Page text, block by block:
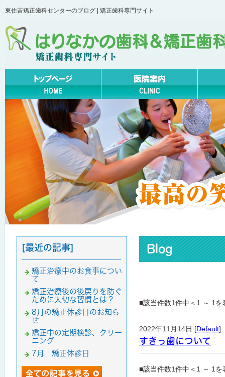
東住吉矯正歯科センターのブログ | 矯正歯科専門サイト
Blog
■該当件数1件中＜1 ～ 1を
2022年11月14日 [Default]
すきっ歯について
■該当件数1件中＜1 ～ 1を
[最近の記事]
矯正治療中のお食事につい
て
矯正治療後の後戻りを防ぐ
ために大切な習慣とは？
8月の矯正休診日のお知ら
せ
矯正中の定期検診、クリー
ニング
7月 矯正休診日